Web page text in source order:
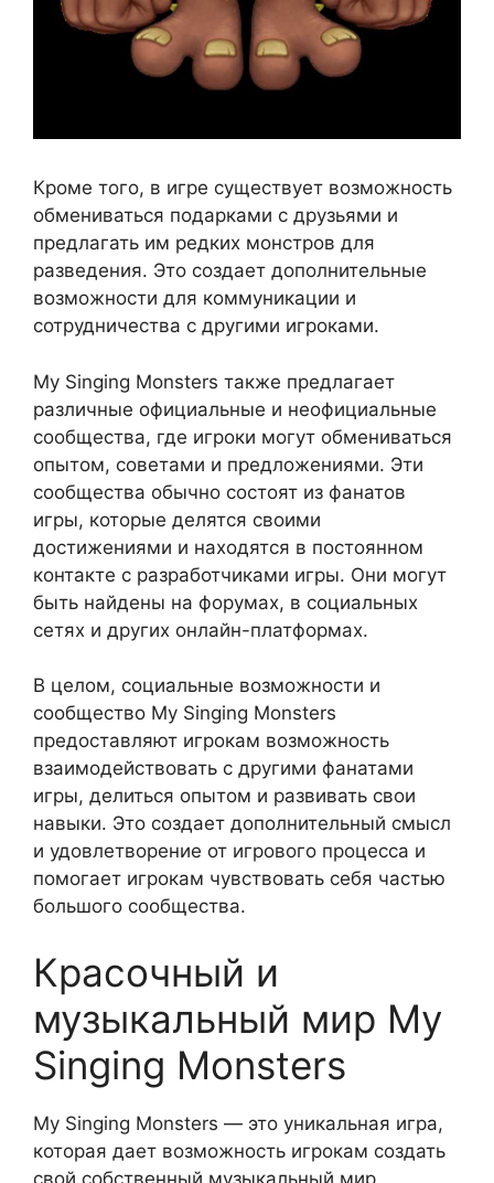
Кроме того, в игре существует возможность
обмениваться подарками с друзьями и
предлагать им редких монстров для
разведения. Это создает дополнительные
возможности для коммуникации и
сотрудничества с другими игроками.
My Singing Monsters также предлагает
различные официальные и неофициальные
сообщества, где игроки могут обмениваться
опытом, советами и предложениями. Эти
сообщества обычно состоят из фанатов
игры, которые делятся своими
достижениями и находятся в постоянном
контакте с разработчиками игры. Они могут
быть найдены на форумах, в социальных
сетях и других онлайн-платформах.
В целом, социальные возможности и
сообщество My Singing Monsters
предоставляют игрокам возможность
взаимодействовать с другими фанатами
игры, делиться опытом и развивать свои
навыки. Это создает дополнительный смысл
и удовлетворение от игрового процесса и
помогает игрокам чувствовать себя частью
большого сообщества.
Красочный и
музыкальный мир My
Singing Monsters
My Singing Monsters — это уникальная игра,
которая дает возможность игрокам создать
свой собственный музыкальный мир,